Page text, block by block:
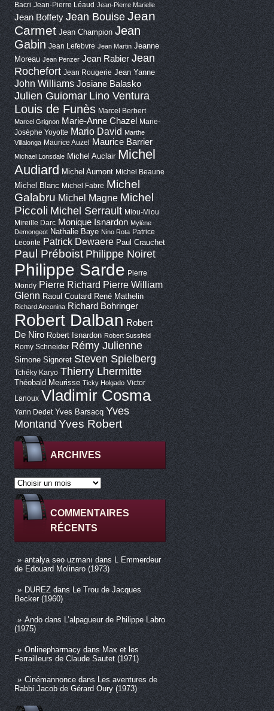
Bacri Jean-Pierre Léaud Jean-Pierre Marielle
Jean Boffety Jean BouiseJean
Carmet Jean Champion Jean
Gabin Jean Lefebvre Jean Martin Jeanne
Moreau Jean Penzer Jean Rabier Jean
Rochefort Jean Rougerie Jean Yanne
John Williams Josiane Balasko
Julien Guiomar Lino Ventura
Louis de Funès Marcel Berbert
Marcel Grignon Marie-Anne Chazel
Marie-
Josèphe Yoyotte Mario David Marthe
Villalonga Maurice Auzel Maurice Barrier
Michael Lonsdale Michel Auclair Michel
Audiard Michel Aumont Michel Beaune
Michel Blanc Michel Fabre Michel
Galabru Michel Magne Michel
Piccoli Michel Serrault Miou-Miou
Mireille Darc Monique Isnardon Mylène
Demongeot Nathalie Baye Nino Rota Patrice
Leconte Patrick Dewaere Paul Crauchet
Paul Préboist Philippe Noiret
Philippe Sarde Pierre
Mondy Pierre Richard Pierre William
Glenn Raoul Coutard René Mathelin
Richard Anconina Richard Bohringer
Robert Dalban Robert
De Niro Robert Isnardon Robert Sussfeld
Romy Schneider Rémy Julienne
Simone Signoret Steven Spielberg
Tchéky Karyo Thierry Lhermitte
Théobald Meurisse Ticky Holgado Victor
Lanoux Vladimir Cosma
Yann Dedet Yves Barsacq Yves
Montand Yves Robert
ARCHIVES
COMMENTAIRES
RÉCENTS
antalya seo uzmanıdans L Emmerdeur
de Edouard Molinaro (1973)
DUREZdans Le Trou de Jacques
Becker (1960)
Andodans L’alpagueur de Philippe Labro
(1975)
Onlinepharmacy dansMax et les
Ferrailleurs de Claude Sautet (1971)
Cinémannonce dansLes aventures de
Rabbi Jacob de Gérard Oury (1973)